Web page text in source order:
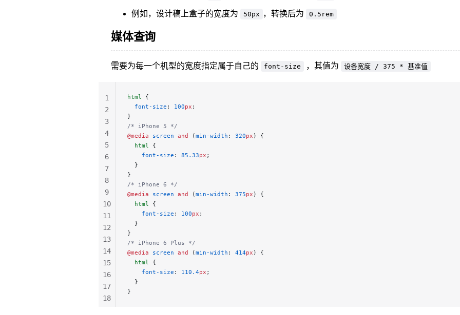
例如，设计稿上盒子的宽度为 50px ，转换后为 0.5rem
媒体查询
需要为每一个机型的宽度指定属于自己的 font-size ，其值为 设备宽度 / 375 * 基准值
html {
  font-size
: 100px ;
}
/* iPhone 5 */
@media screen and (min-width : 320px ) {
  html
{
    font-size
: 85.33px ;
  }
}
/* iPhone 6 */
@media screen and (min-width : 375px ) {
  html
{
    font-size
: 100px ;
  }
}
/* iPhone 6 Plus */
@media screen and (min-width : 414px ) {
  html
{
    font-size
: 110.4px ;
  }
}
1
2
3
4
5
6
7
8
9
10
11
12
13
14
15
16
17
18